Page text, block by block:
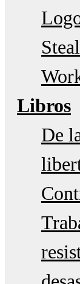
Libros
De